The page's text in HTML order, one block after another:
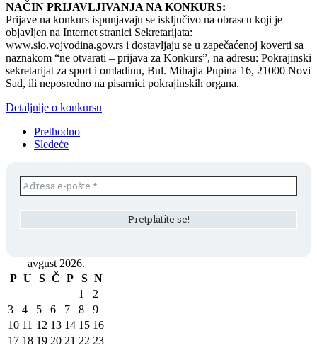
NAČIN PRIJAVLJIVANJA NA KONKURS:
Prijave na konkurs ispunjavaju se isključivo na obrascu koji je
objavljen na Internet stranici Sekretarijata:
www.sio.vojvodina.gov.rs i dostavljaju se u zapečaćenoj koverti sa
naznakom “ne otvarati – prijava za Konkurs”, na adresu: Pokrajinski
sekretarijat za sport i omladinu, Bul. Mihajla Pupina 16, 21000 Novi
Sad, ili neposredno na pisarnici pokrajinskih organa.
Detaljnije o konkursu
Prethodno
Sledeće
avgust 2026.
P U S Č P S N
1
2
3
4 5 6 7 8
9
10 11 12 13 14 15 16
17 18 19 20 21 22 23